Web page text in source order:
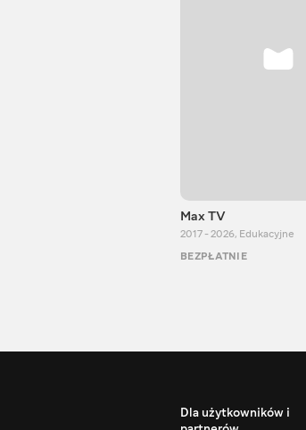
Max TV
2017 - 2026, Edukacyjne
BEZPŁATNIE
Dla użytkowników i